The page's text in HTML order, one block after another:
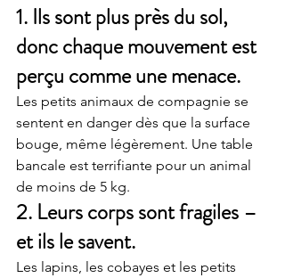
1. Ils sont plus près du sol,
donc chaque mouvement est
perçu comme une menace.
Les petits animaux de compagnie se
sentent en danger dès que la surface
bouge, même légèrement. Une table
bancale est terrifiante pour un animal
de moins de 5 kg.
2. Leurs corps sont fragiles –
et ils le savent.
Les lapins, les cobayes et les petits